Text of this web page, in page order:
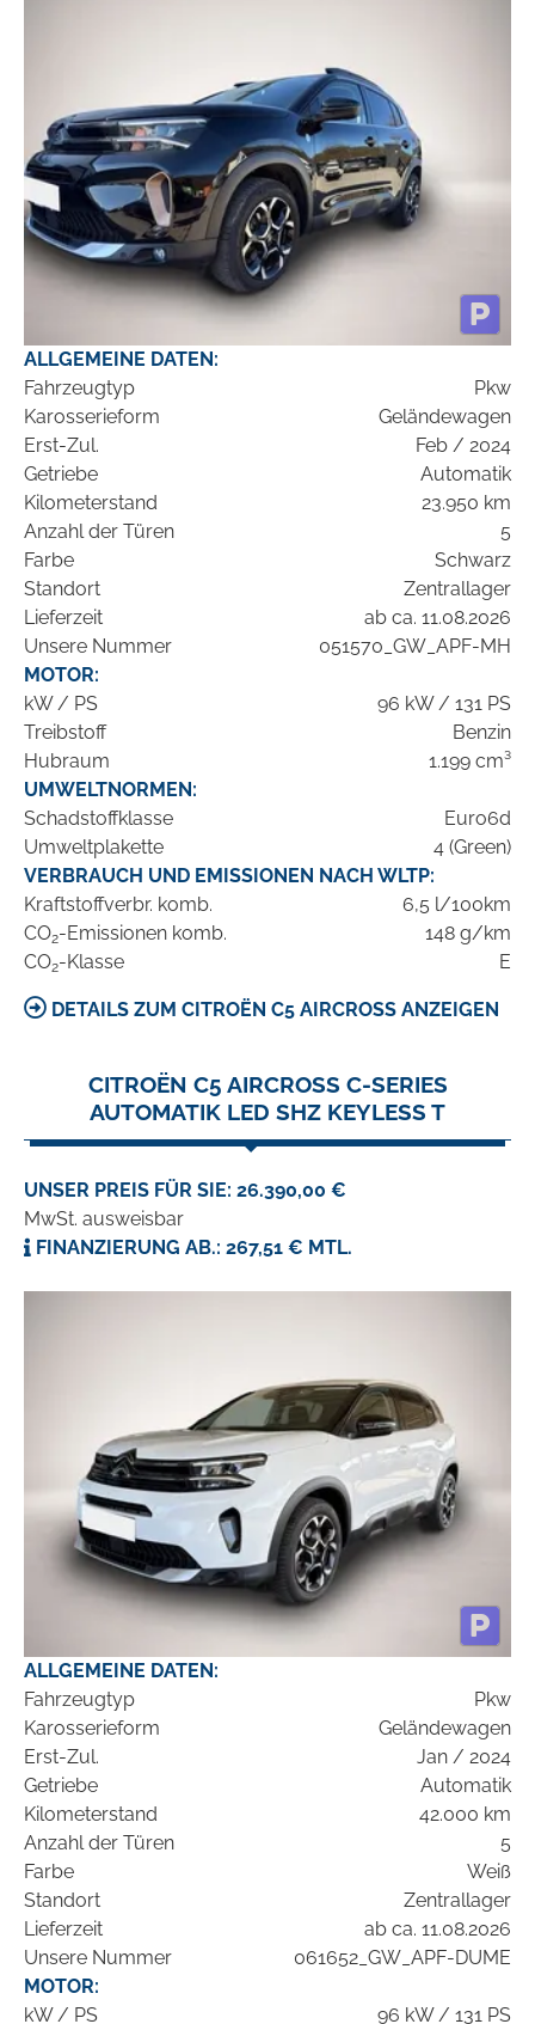
ALLGEMEINE DATEN:
Fahrzeugtyp
Pkw
Karosserieform
Geländewagen
Erst-Zul.
Feb / 2024
Getriebe
Automatik
Kilometerstand
23.950 km
Anzahl der Türen
5
Farbe
Schwarz
Standort
Zentrallager
Lieferzeit
ab ca. 11.08.2026
Unsere Nummer
051570_GW_APF-MH
MOTOR:
kW / PS
96 kW / 131 PS
Treibstoff
Benzin
Hubraum
1.199 cm³
UMWELTNORMEN:
Schadstoffklasse
Euro6d
Umweltplakette
4 (Green)
VERBRAUCH UND EMISSIONEN NACH WLTP:
Kraftstoffverbr. komb.
6,5 l/100km
CO2-Emissionen komb.
148 g/km
CO2-Klasse E
DETAILS ZUM CITROËN C5 AIRCROSS ANZEIGEN
CITROËN C5 AIRCROSS C-SERIES
AUTOMATIK LED SHZ KEYLESS T
UNSER PREIS FÜR SIE: 26.390,00 €
MwSt. ausweisbar
FINANZIERUNG AB.: 267,51 € MTL.
ALLGEMEINE DATEN:
Fahrzeugtyp
Pkw
Karosserieform
Geländewagen
Erst-Zul.
Jan / 2024
Getriebe
Automatik
Kilometerstand
42.000 km
Anzahl der Türen
5
Farbe
Weiß
Standort
Zentrallager
Lieferzeit
ab ca. 11.08.2026
Unsere Nummer
061652_GW_APF-DUME
MOTOR:
kW / PS
96 kW / 131 PS